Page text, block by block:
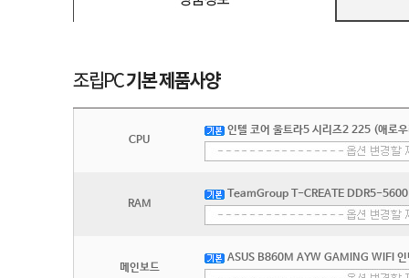
CPU
인텔 코어 울트라5 시리즈2 225 (애로
RAM
TeamGroup T-CREATE DDR5-
메인보드
ASUS B860M AYW GAMING WIFI 인